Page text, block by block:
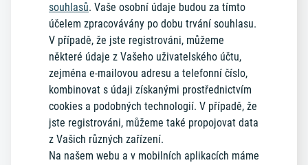
souhlasů. Vaše osobní údaje budou za tímto
účelem zpracovávány po dobu trvání souhlasu.
V případě, že jste registrováni, můžeme
některé údaje z Vašeho uživatelského účtu,
zejména e-mailovou adresu a telefonní číslo,
kombinovat s údaji získanými prostřednictvím
cookies a podobných technologií. V případě, že
jste registrováni, můžeme také propojovat data
z Vašich různých zařízení.
Na našem webu a v mobilních aplikacích máme